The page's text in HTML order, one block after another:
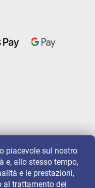
piacevole sul nostro
e, allo stesso tempo,
e le prestazioni,
al trattamento dei